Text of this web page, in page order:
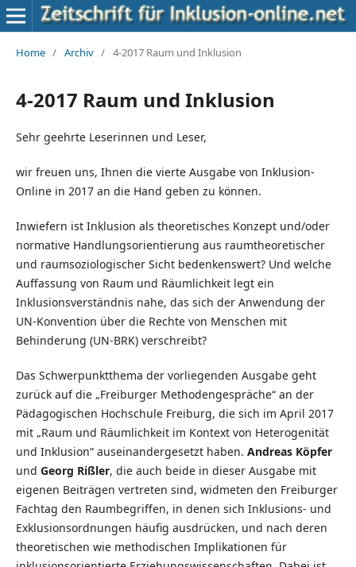
Home / Archiv / 4-2017 Raum und Inklusion
4-2017 Raum und Inklusion
Sehr geehrte Leserinnen und Leser,
wir freuen uns, Ihnen die vierte Ausgabe von Inklusion-
Online in 2017 an die Hand geben zu können.
Inwiefern ist Inklusion als theoretisches Konzept und/oder
normative Handlungsorientierung aus raumtheoretischer
und raumsoziologischer Sicht bedenkenswert? Und welche
Auffassung von Raum und Räumlichkeit legt ein
Inklusionsverständnis nahe, das sich der Anwendung der
UN-Konvention über die Rechte von Menschen mit
Behinderung (UN-BRK) verschreibt?
Das Schwerpunktthema der vorliegenden Ausgabe geht
zurück auf die „Freiburger Methodengespräche“ an der
Pädagogischen Hochschule Freiburg, die sich im April 2017
mit „Raum und Räumlichkeit im Kontext von Heterogenität
und Inklusion“ auseinandergesetzt haben. Andreas Köpfer
und Georg Rißler, die auch beide in dieser Ausgabe mit
eigenen Beiträgen vertreten sind, widmeten den Freiburger
Fachtag den Raumbegriffen, in denen sich Inklusions- und
Exklusionsordnungen häufig ausdrücken, und nach deren
theoretischen wie methodischen Implikationen für